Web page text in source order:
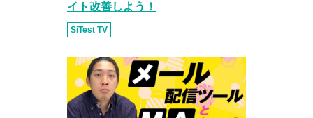
イト改善しよう！
SiTest TV